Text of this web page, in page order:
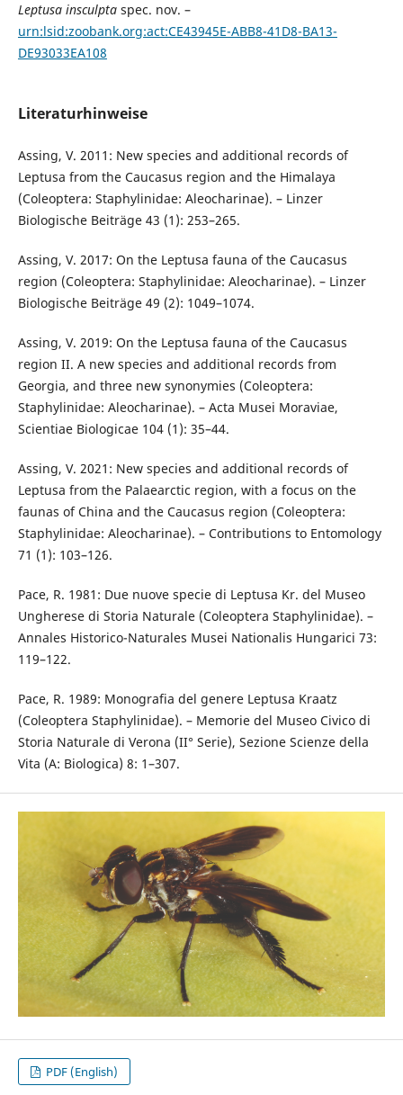
Leptusa insculptaspec. nov. –
urn:lsid:zoobank.org:act:CE43945E-ABB8-41D8-BA13-
DE93033EA108
Literaturhinweise
Assing, V. 2011: New species and additional records of
Leptusa from the Caucasus region and the Himalaya
(Coleoptera: Staphylinidae: Aleocharinae). – Linzer
Biologische Beiträge 43 (1): 253–265.
Assing, V. 2017: On the Leptusa fauna of the Caucasus
region (Coleoptera: Staphylinidae: Aleocharinae). – Linzer
Biologische Beiträge 49 (2): 1049–1074.
Assing, V. 2019: On the Leptusa fauna of the Caucasus
region II. A new species and additional records from
Georgia, and three new synonymies (Coleoptera:
Staphylinidae: Aleocharinae). – Acta Musei Moraviae,
Scientiae Biologicae 104 (1): 35–44.
Assing, V. 2021: New species and additional records of
Leptusa from the Palaearctic region, with a focus on the
faunas of China and the Caucasus region (Coleoptera:
Staphylinidae: Aleocharinae). – Contributions to Entomology
71 (1): 103–126.
Pace, R. 1981: Due nuove specie di Leptusa Kr. del Museo
Ungherese di Storia Naturale (Coleoptera Staphylinidae). –
Annales Historico-Naturales Musei Nationalis Hungarici 73:
119–122.
Pace, R. 1989: Monografia del genere Leptusa Kraatz
(Coleoptera Staphylinidae). – Memorie del Museo Civico di
Storia Naturale di Verona (II° Serie), Sezione Scienze della
Vita (A: Biologica) 8: 1–307.
PDF (English)